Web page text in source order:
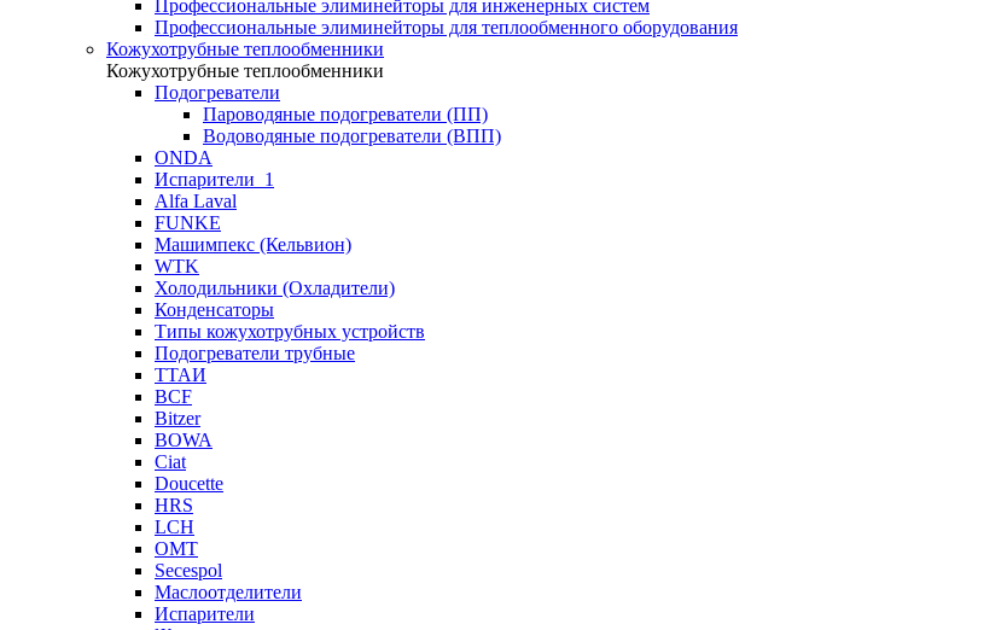
Профессиональные элиминейторы для инженерных систем
Профессиональные элиминейторы для теплообменного оборудования
Кожухотрубные теплообменники
Кожухотрубные теплообменники
Подогреватели
Пароводяные подогреватели (ПП)
Водоводяные подогреватели (ВПП)
ONDA
Испарители_1
Alfa Laval
FUNKE
Машимпекс (Кельвион)
WTK
Холодильники (Охладители)
Конденсаторы
Типы кожухотрубных устройств
Подогреватели трубные
ТТАИ
BCF
Bitzer
BOWA
Ciat
Doucette
HRS
LCH
OMT
Secespol
Маслоотделители
Испарители